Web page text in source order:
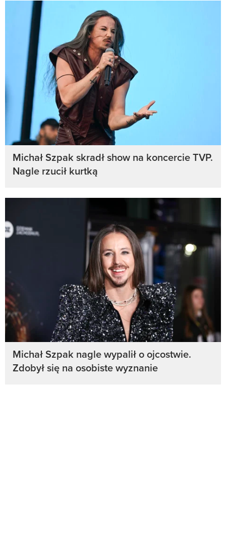
Michał Szpak skradł show na koncercie TVP.
Nagle rzucił kurtką
Michał Szpak nagle wypalił o ojcostwie.
Zdobył się na osobiste wyznanie